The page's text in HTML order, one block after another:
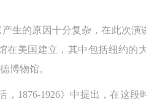
生的原因十分复杂，在此次演
美国建立，其中包括纽约的
博物馆。
1876-1926》中提出，在这
不承担任何法律责任和经济责任。参
相关连带责任。
到不同程度的损失、破坏。活动中
不承担任何法律责任和经济责任。参
相关连带责任。
到不同程度的损失、破坏。活动中
不承担任何法律责任和经济责任。参
相关连带责任。
到不同程度的损失、破坏。活动中